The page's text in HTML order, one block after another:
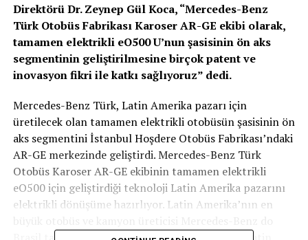
Direktörü Dr. Zeynep Gül Koca, “Mercedes-Benz
Türk Otobüs Fabrikası Karoser AR-GE ekibi olarak,
tamamen elektrikli eO500 U’nun şasisinin ön aks
segmentinin geliştirilmesine birçok patent ve
inovasyon fikri ile katkı sağlıyoruz” dedi.
Mercedes-Benz Türk, Latin Amerika pazarı için
üretilecek olan tamamen elektrikli otobüsün şasisinin ön
aks segmentini İstanbul Hoşdere Otobüs Fabrikası’ndaki
AR-GE merkezinde geliştirdi. Mercedes-Benz Türk
Otobüs Karoser AR-GE ekibinin tamamen elektrikli
eO500 için geliştirdiği teknoloji Latin Amerika pazarını
elektrikli dönüşüme hazırlıyor. Latin Amerika’nın en